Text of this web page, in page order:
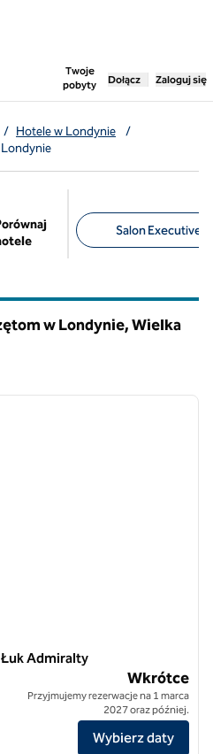
Twoje
pobyty
,otwiera nową
Dołącz Zaloguj się
/ Hotele w Londynie
/
Salon Executive
w Londynie, Wielka
Łuk Admiralty
Astoria London - Łuk Admiralty
Wkrótce
Przyjmujemy rezerwacje na 1 marca
2027 oraz później.
Wybierz daty